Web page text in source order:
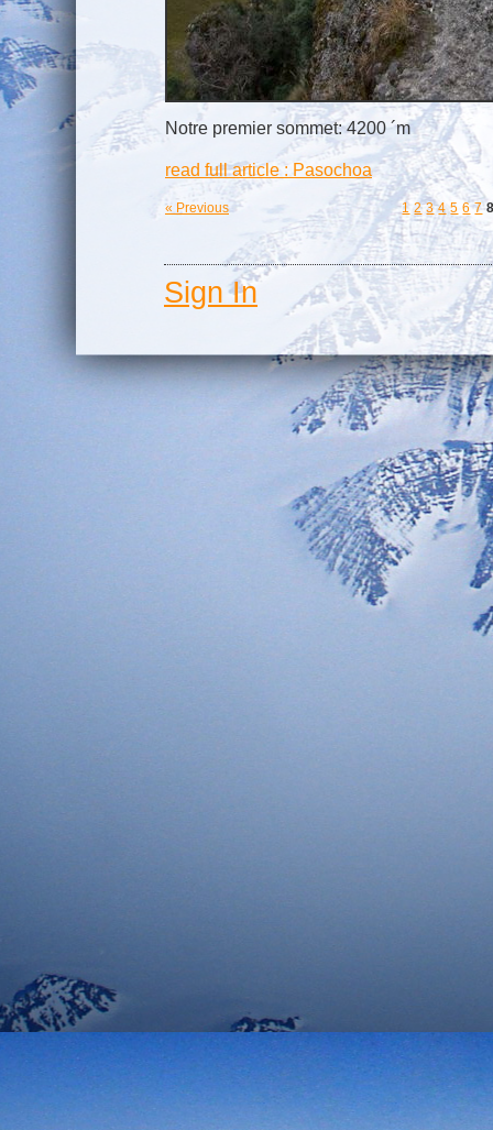
Notre premier sommet: 4200 ´m
read full article : Pasochoa
« Previous 1 2 3 4 5 6 7
Sign In